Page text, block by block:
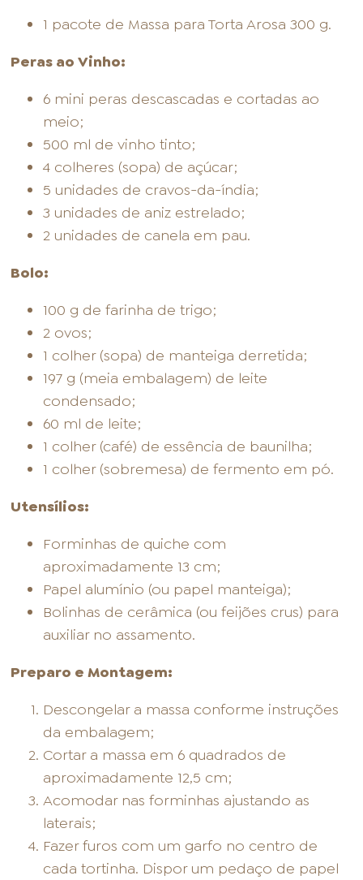
1 pacote de Massa para Torta Arosa 300 g.
Peras ao Vinho:
6 mini peras descascadas e cortadas ao
meio;
500 ml de vinho tinto;
4 colheres (sopa) de açúcar;
5 unidades de cravos-da-índia;
3 unidades de aniz estrelado;
2 unidades de canela em pau.
Bolo:
100 g de farinha de trigo;
2 ovos;
1 colher (sopa) de manteiga derretida;
197 g (meia embalagem) de leite
condensado;
60 ml de leite;
1 colher (café) de essência de baunilha;
1 colher (sobremesa) de fermento em pó.
Utensílios:
Forminhas de quiche com
aproximadamente 13 cm;
Papel alumínio (ou papel manteiga);
Bolinhas de cerâmica (ou feijões crus) para
auxiliar no assamento.
Preparo e Montagem:
Descongelar a massa conforme instruções
da embalagem;
Cortar a massa em 6 quadrados de
aproximadamente 12,5 cm;
Acomodar nas forminhas ajustando as
laterais;
Fazer furos com um garfo no centro de
cada tortinha. Dispor um pedaço de papel